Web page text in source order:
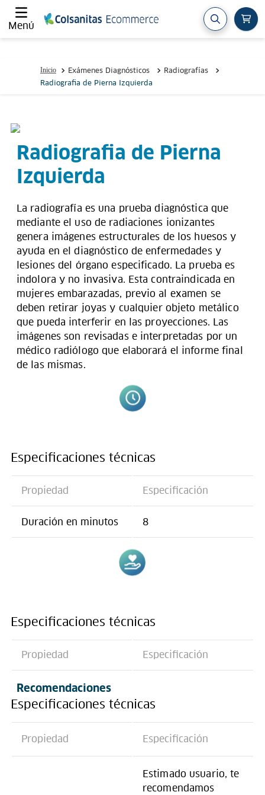
Menú
Exámenes Diagnósticos
Radiografías
Radiografia de Pierna Izquierda
Radiografia de Pierna
Izquierda
La radiografía es una prueba diagnóstica que
mediante el uso de radiaciones ionizantes
genera imágenes estructurales de los huesos y
ayuda en el diagnóstico de enfermedades y
lesiones del órgano especificado. La prueba es
indolora y no invasiva. Esta contraindicada en
mujeres embarazadas, previo al examen se
deben retirar joyas y cualquier objeto metálico
que pueda interferir en las proyecciones. Las
imágenes son revisadas e interpretadas por un
médico radiólogo que elaborará el informe final
de las mismas.
Especificaciones técnicas
Propiedad Especificación
Duración en minutos 8
Especificaciones técnicas
Propiedad Especificación
Recomendaciones
Especificaciones técnicas
Propiedad Especificación
Estimado usuario, te
recomendamos